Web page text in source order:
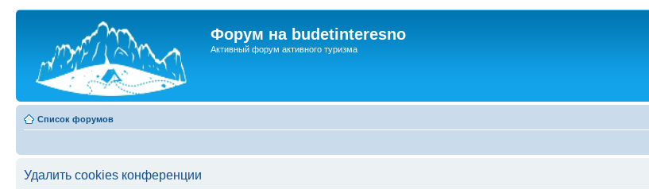
Форум на budetinteresno
Активный форум активного туризма
Список форумов
Удалить cookies конференции